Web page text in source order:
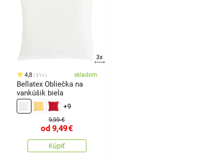
3x
4,8 31x skladom
Bellatex Obliečka na
vankúšik biela
+9
9,99 €
od 9,49€
Kúpiť